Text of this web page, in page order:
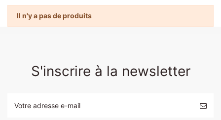
Il n'y a pas de produits
S'inscrire à la newsletter